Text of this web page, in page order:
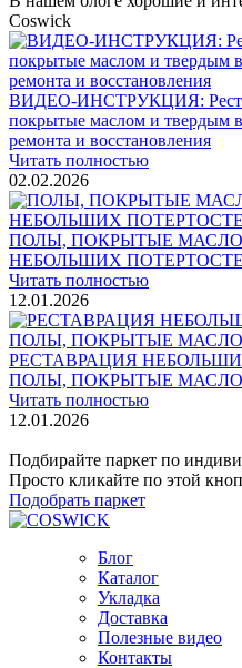
Coswick
ВИДЕО-ИНСТРУКЦИЯ:
покрытые маслом и твердым
ремонта и восстановления
Читать полностью
02.02.2026
ПОЛЫ, ПОКРЫТЫЕ
НЕБОЛЬШИХ
Читать полностью
12.01.2026
РЕСТАВРАЦИЯ
ПОЛЫ, ПОКРЫТЫЕ
Читать полностью
12.01.2026
Подбирайте паркет по
Просто кликайте по этой
Подобрать паркет
Блог
Каталог
Укладка
Доставка
Полезные видео
Контакты